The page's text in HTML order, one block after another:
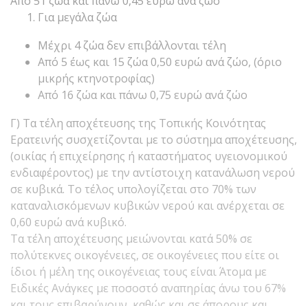
Για μεγάλα ζώα
Μέχρι 4 ζώα δεν επιβάλλονται τέλη
Από 5 έως και 15 ζώα 0,50 ευρώ ανά ζώο, (όριο
μικρής κτηνοτροφίας)
Από 16 ζώα και πάνω 0,75 ευρώ ανά ζώο
Γ) Τα τέλη αποχέτευσης της Τοπικής Κοινότητας
Ερατεινής συσχετίζονται με το σύστημα αποχέτευσης,
(οικίας ή επιχείρησης ή καταστήματος υγειονομικού
ενδιαφέροντος) με την αντίστοιχη κατανάλωση νερού
σε κυβικά. Το τέλος υπολογίζεται στο 70% των
καταναλισκόμενων κυβικών νερού και ανέρχεται σε
0,60 ευρώ ανά κυβικό.
Τα τέλη αποχέτευσης μειώνονται κατά 50% σε
πολύτεκνες οικογένειες, σε οικογένειες που είτε οι
ίδιοι ή μέλη της οικογένειας τους είναι Άτομα με
Ειδικές Ανάγκες με ποσοστό αναπηρίας άνω του 67%